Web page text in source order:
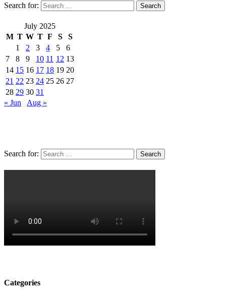
Search for:
July 2025
M T W T F S
S
1
2 3 4 5
6
7
8 9 10 11 12 13
14 15 16 17 18 19 20
21 22 23 24 25 26 27
28 29 30 31
« Jun
Aug »
v88
casino
Search for:
Categories